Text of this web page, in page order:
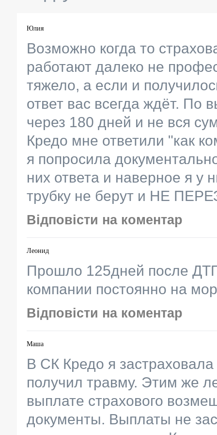
Юлия
Возможно когда то
работают далеко не
тяжело, а если и
ответ вас всегда ждёт. По
через 180 дней и не вся
Кредо мне ответили "как
я попросила
них ответа и наверное я у
трубку не берут и НЕ
Відповісти на коментар
Леонид
Прошло 125дней после
компании постоянно на
Відповісти на коментар
Маша
В СК Кредо я
получил травму. Этим же
выплате страхового
документы. Выплаты не